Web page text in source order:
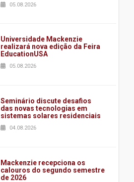
05.08.2026
Universidade Mackenzie
realizará nova edição da Feira
EducationUSA
05.08.2026
Seminário discute desafios
das novas tecnologias em
sistemas solares residenciais
04.08.2026
Mackenzie recepciona os
calouros do segundo semestre
de 2026